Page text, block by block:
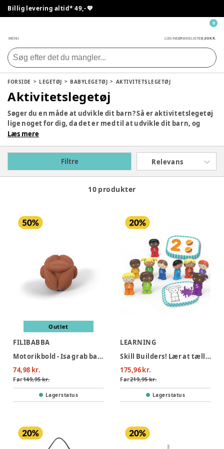
Billig levering altid* 49,- 💙
MENU LOG INDØNSKELISTE0,00 KR.
0
FORSIDE LEGETØJ BABYLEGETØJ AKTIVITETSLEGETØJ
Aktivitetslegetøj
Søger du en måde at udvikle dit barn? Så er aktivitetslegetøj
lige noget for dig, da det er med til at udvikle dit barn, og
styrker den lilles sanser og finmotorik. De passer perfekt
barnevognen. Kun fantasien sætter grænserne til brugen af
aktivitetslegetøj, og så styrker det både taktilt, visuelt og
auditivt.
Læs mere
Filtre Relevans
10 produkter
Outlet
FILIBABBA
Motorikbold - Isa grab ball Melon
74,98 kr.
Før149,95 kr.
Lagerstatus
LEARNING
Skill Builders! Lær at tælle til 10
175,96 kr.
Før219,95 kr.
Lagerstatus